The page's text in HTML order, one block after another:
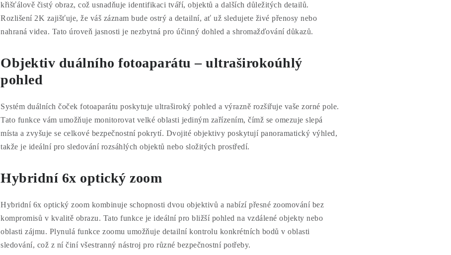
křišťálově čistý obraz, což usnadňuje identifikaci tváří, objektů a dalších důležitých detailů.
Rozlišení 2K zajišťuje, že váš záznam bude ostrý a detailní, ať už sledujete živé přenosy nebo
nahraná videa. Tato úroveň jasnosti je nezbytná pro účinný dohled a shromažďování důkazů.
Objektiv duálního fotoaparátu – ultraširokoúhlý
pohled
Systém duálních čoček fotoaparátu poskytuje ultraširoký pohled a výrazně rozšiřuje vaše zorné pole.
Tato funkce vám umožňuje monitorovat velké oblasti jediným zařízením, čímž se omezuje slepá
místa a zvyšuje se celkové bezpečnostní pokrytí. Dvojité objektivy poskytují panoramatický výhled,
takže je ideální pro sledování rozsáhlých objektů nebo složitých prostředí.
Hybridní 6x optický zoom
Hybridní 6x optický zoom kombinuje schopnosti dvou objektivů a nabízí přesné zoomování bez
kompromisů v kvalitě obrazu. Tato funkce je ideální pro bližší pohled na vzdálené objekty nebo
oblasti zájmu. Plynulá funkce zoomu umožňuje detailní kontrolu konkrétních bodů v oblasti
sledování, což z ní činí všestranný nástroj pro různé bezpečnostní potřeby.